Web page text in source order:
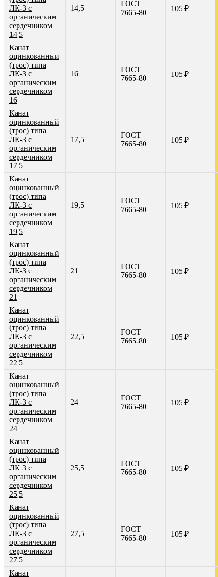
ЛК-3 с
органическим
сердечником
14,5
14,5
ГОСТ
7665-80
105 ₽
Канат
оцинкованный
(трос) типа
ЛК-3 с
органическим
сердечником
16
16
ГОСТ
7665-80
105 ₽
Канат
оцинкованный
(трос) типа
ЛК-3 с
органическим
сердечником
17,5
17,5
ГОСТ
7665-80
105 ₽
Канат
оцинкованный
(трос) типа
ЛК-3 с
органическим
сердечником
19,5
19,5
ГОСТ
7665-80
105 ₽
Канат
оцинкованный
(трос) типа
ЛК-3 с
органическим
сердечником
21
21
ГОСТ
7665-80
105 ₽
Канат
оцинкованный
(трос) типа
ЛК-3 с
органическим
сердечником
22,5
22,5
ГОСТ
7665-80
105 ₽
Канат
оцинкованный
(трос) типа
ЛК-3 с
органическим
сердечником
24
24
ГОСТ
7665-80
105 ₽
Канат
оцинкованный
(трос) типа
ЛК-3 с
органическим
сердечником
25,5
25,5
ГОСТ
7665-80
105 ₽
Канат
оцинкованный
(трос) типа
ЛК-3 с
органическим
сердечником
27,5
27,5
ГОСТ
7665-80
105 ₽
Канат